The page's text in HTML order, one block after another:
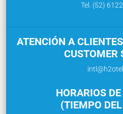
Tel. (52)
ATENCIÓN A
CUSTOMER
HORARIOS
(TIEMPO